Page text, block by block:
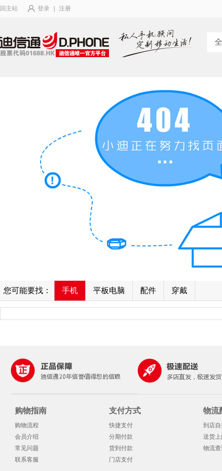
回主站 登录 注册
您可能要找： 手机 平板电脑 配件 穿戴
购物指南
购物流程
会员介绍
常见问题
联系客服
支付方式
快捷支付
分期付款
货到付款
门店支付
物流
到店
送货
物流